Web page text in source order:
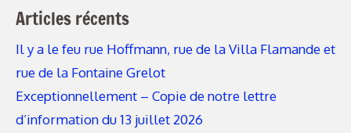
Articles récents
Il y a le feu rue Hoffmann, rue de la Villa Flamande et
rue de la Fontaine Grelot
Exceptionnellement – Copie de notre lettre
d’information du 13 juillet 2026